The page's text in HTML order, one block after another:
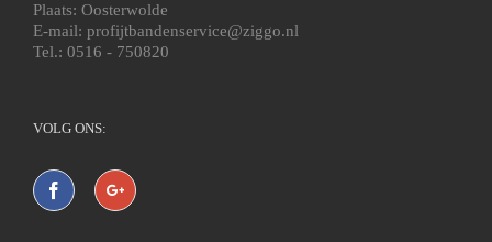
Plaats: Oosterwolde
E-mail: profijtbandenservice@ziggo.nl
Tel.: 0516 - 750820
VOLG ONS: